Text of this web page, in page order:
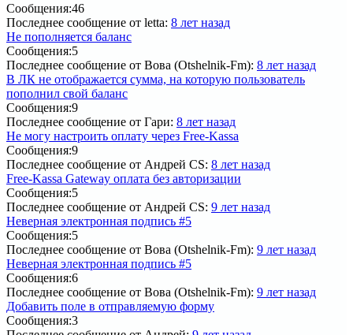
Сообщения:46
Последнее сообщение от letta: 8 лет назад
Не пополняется баланс
Сообщения:5
Последнее сообщение от Вова (Otshelnik-Fm): 8 лет назад
В ЛК не отображается сумма, на которую пользователь
пополнил свой баланс
Сообщения:9
Последнее сообщение от Гари: 8 лет назад
Не могу настроить оплату через Free-Kassa
Сообщения:9
Последнее сообщение от Андрей CS: 8 лет назад
Free-Kassa Gateway оплата без авторизации
Сообщения:5
Последнее сообщение от Андрей CS: 9 лет назад
Неверная электронная подпись #5
Сообщения:5
Последнее сообщение от Вова (Otshelnik-Fm): 9 лет назад
Неверная электронная подпись #5
Сообщения:6
Последнее сообщение от Вова (Otshelnik-Fm): 9 лет назад
Добавить поле в отправляемую форму
Сообщения:3